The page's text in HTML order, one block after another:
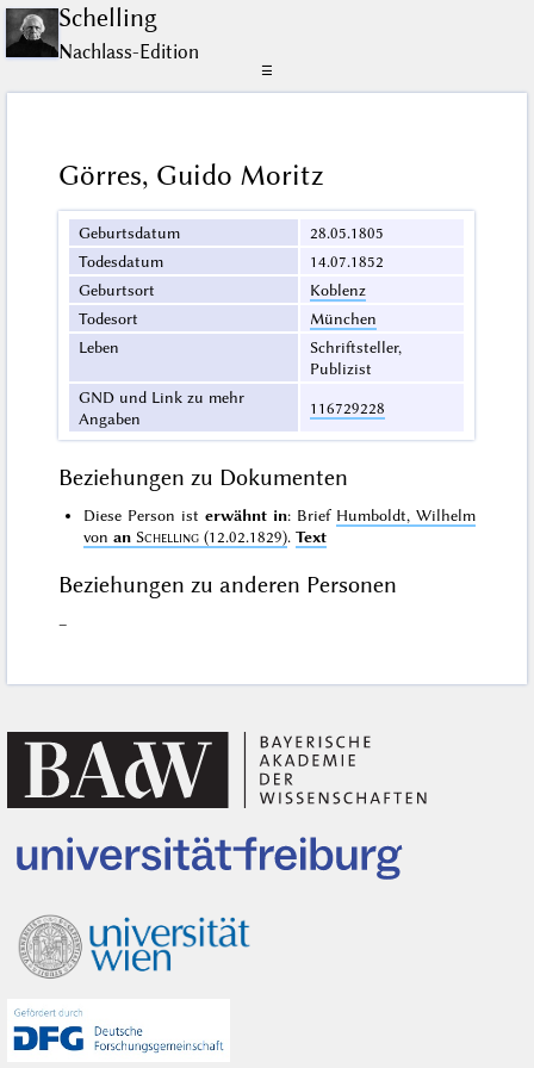
Schelling
Nachlass-Edition
☰
Görres, Guido Moritz
Geburtsdatum
28.05.1805
Todesdatum
14.07.1852
Geburtsort
Koblenz
Todesort
München
Leben
Schriftsteller,
Publizist
GND und Link zu mehr
Angaben
116729228
Beziehungen zu Dokumenten
Diese Person isterwähnt in: Brief Humboldt, Wilhelm
vonan Schelling (12.02.1829).Text
Beziehungen zu anderen Personen
–